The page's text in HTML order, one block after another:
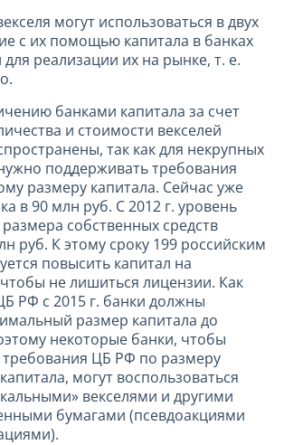
могут использоваться в двух
с их помощью капитала в банках
реализации их на рынке, т. е.
банками капитала за счет
и стоимости векселей
так как для некрупных
поддерживать требования
размеру капитала. Сейчас уже
в 90 млн руб. С2012 г. уровень
собственных средств
руб. К этому сроку 199 российским
повысить капитал на
не лишиться лицензии. Как
РФ с 2015 г. банки должны
размер капитала до
некоторые банки, чтобы
требования ЦБ РФ по размеру
могут воспользоваться
векселями и другими
бумагами (псевдоакциями